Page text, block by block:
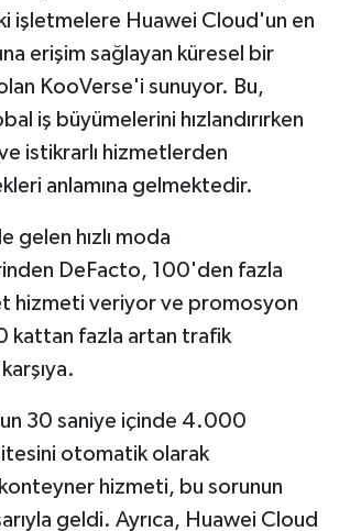
işletmelere Huawei Cloud'un en
erişim sağlayan küresel bir
KooVerse'i sunuyor. Bu,
iş büyümelerini hızlandırırken
istikrarlı hizmetlerden
anlamına gelmektedir.
gelen hızlı moda
DeFacto, 100'den fazla
hizmeti veriyor ve promosyon
kattan fazla artan trafik
30 saniye içinde 4.000
otomatik olarak
hizmeti, bu sorunun
geldi. Ayrıca, Huawei Cloud